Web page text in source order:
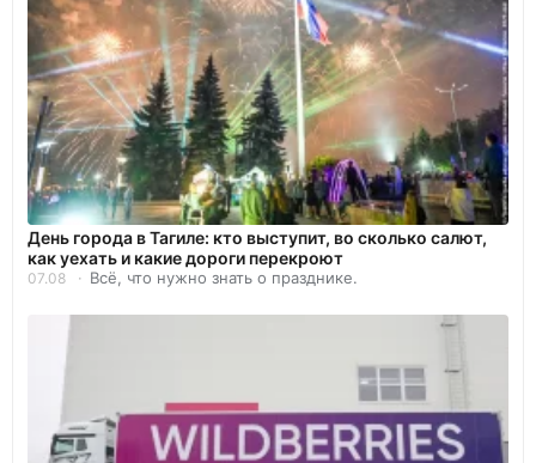
День города в Тагиле: кто выступит, во сколько салют,
как уехать и какие дороги перекроют
07.08 Всё, что нужно знать о празднике.